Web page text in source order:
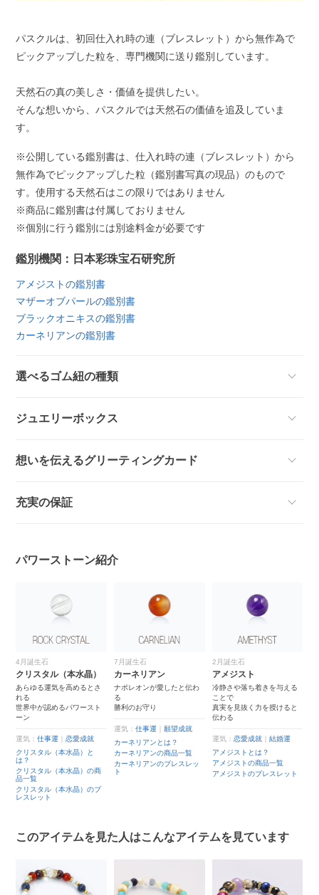
パスクルは、初回仕入れ時の連（ブレスレット）から無作為で
ピックアップした粒を、専門機関に送り鑑別しています。
天然石の真の美しさ・価値を提供したい。
そんな想いから、パスクルでは天然石の価値を追及していま
す。
※公開している鑑別書は、仕入れ時の連（ブレスレット）から
無作為でピックアップした粒（鑑別書写真の現品）のもので
す。使用する天然石はこの限りではありません
※商品に鑑別書は付属しておりません
※個別に行う鑑別には別途料金が必要です
鑑別機関：日本彩珠宝石研究所
アメジストの鑑別書
マザーオブパールの鑑別書
ブラックオニキスの鑑別書
カーネリアンの鑑別書
選べるゴム紐の種類
ジュエリーボックス
想いを伝えるグリーティングカード
充実の保証
パワーストーン紹介
4月誕生石
クリスタル（本水晶）
あらゆる運気を高めるとさ
れる
世界中が認めるパワースト
ーン
運気：仕事運 ｜恋愛成就
クリスタル（本水晶）と
は？
クリスタル（本水晶）の商
品一覧
クリスタル（本水晶）のブ
レスレット
7月誕生石
カーネリアン
ナポレオンが愛したと伝わ
る
勝利のお守り
運気： 仕事運
願望成就
カーネリアンとは？
カーネリアンの商品一覧
カーネリアンのブレスレッ
ト
2月誕生石
アメジスト
冷静さや落ち着きを与える
ことで
真実を見抜く力を授けると
伝わる
運気： 恋愛成就｜ 結婚運
アメジストとは？
アメジストの商品一覧
アメジストのブレスレット
このアイテムを見た人はこんなアイテムを見ています